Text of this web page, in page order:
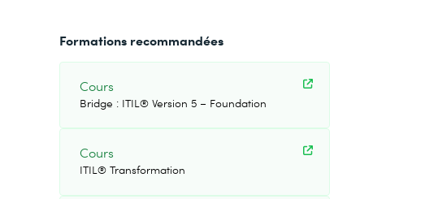
Formations recommandées
Cours
Bridge : ITIL® Version 5 – Foundation
Cours
ITIL® Transformation